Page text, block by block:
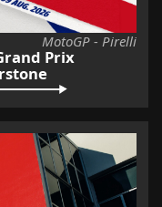
MotoGP - Pirelli
Prix